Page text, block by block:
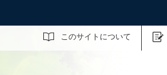
このサイトについて
サイト内検索